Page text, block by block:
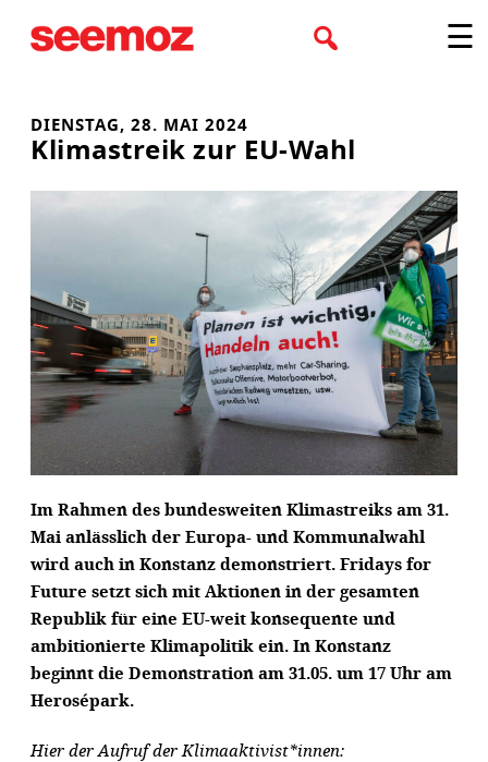
Inhalt
☰
DIENSTAG, 28. MAI 2024
Klimastreik zur EU-Wahl
Im Rahmen des bundesweiten Klimastreiks am 31.
Mai anlässlich der Europa- und Kommunalwahl
wird auch in Konstanz demonstriert. Fridays for
Future setzt sich mit Aktionen in der gesamten
Republik für eine EU-weit konsequente und
ambitionierte Klimapolitik ein. In Konstanz
beginnt die Demonstration am 31.05. um 17 Uhr am
Herosépark.
Hier der Aufruf der Klimaaktivist*innen: